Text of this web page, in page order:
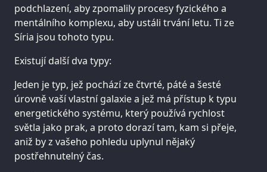
podchlazení, aby zpomalily procesy fyzického a
mentálního komplexu, aby ustáli trvání letu. Ti ze
Síria jsou tohoto typu.
Existují další dva typy:
Jeden je typ, jež pochází ze čtvrté, páté a šesté
úrovně vaší vlastní galaxie a jež má přístup k typu
energetického systému, který používá rychlost
světla jako prak, a proto dorazí tam, kam si přeje,
aniž by z vašeho pohledu uplynul nějaký
postřehnutelný čas.